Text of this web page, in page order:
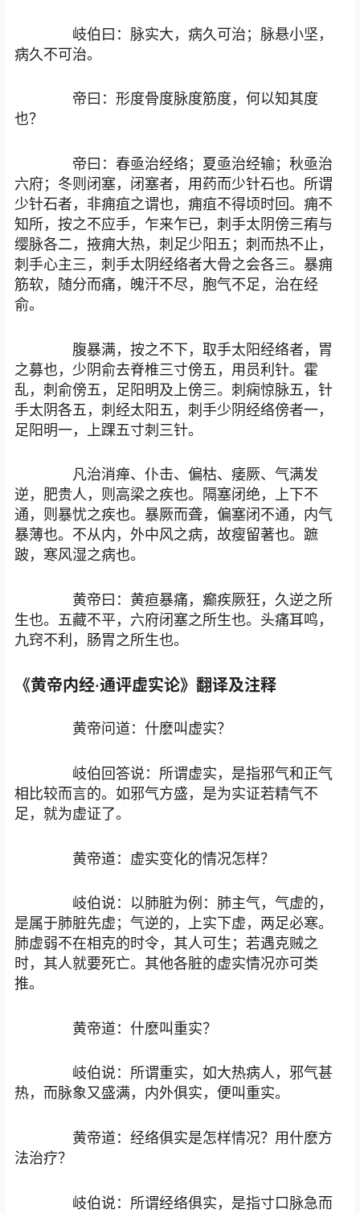
岐伯曰：脉实大，病久可治；脉悬小坚，
病久不可治。
帝曰：形度骨度脉度筋度，何以知其度
也？
帝曰：春亟治经络；夏亟治经输；秋亟治
六府；冬则闭塞，闭塞者，用药而少针石也。所谓
少针石者，非痈疽之谓也，痈疽不得顷时回。痈不
知所，按之不应手，乍来乍已，刺手太阴傍三痏与
缨脉各二，掖痈大热，刺足少阳五；刺而热不止，
刺手心主三，刺手太阴经络者大骨之会各三。暴痈
筋软，随分而痛，魄汗不尽，胞气不足，治在经
俞。
腹暴满，按之不下，取手太阳经络者，胃
之募也，少阴俞去脊椎三寸傍五，用员利针。霍
乱，刺俞傍五，足阳明及上傍三。刺痫惊脉五，针
手太阴各五，刺经太阳五，刺手少阴经络傍者一，
足阳明一，上踝五寸刺三针。
凡治消瘅、仆击、偏枯、痿厥、气满发
逆，肥贵人，则高梁之疾也。隔塞闭绝，上下不
通，则暴忧之疾也。暴厥而聋，偏塞闭不通，内气
暴薄也。不从内，外中风之病，故瘦留著也。蹠
跛，寒风湿之病也。
黄帝曰：黄疸暴痛，癫疾厥狂，久逆之所
生也。五藏不平，六府闭塞之所生也。头痛耳鸣，
九窍不利，肠胃之所生也。
《黄帝内经·通评虚实论》翻译及注释
黄帝问道：什麽叫虚实？
岐伯回答说：所谓虚实，是指邪气和正气
相比较而言的。如邪气方盛，是为实证若精气不
足，就为虚证了。
黄帝道：虚实变化的情况怎样？
岐伯说：以肺脏为例：肺主气，气虚的，
是属于肺脏先虚；气逆的，上实下虚，两足必寒。
肺虚弱不在相克的时令，其人可生；若遇克贼之
时，其人就要死亡。其他各脏的虚实情况亦可类
推。
黄帝道：什麽叫重实？
岐伯说：所谓重实，如大热病人，邪气甚
热，而脉象又盛满，内外俱实，便叫重实。
黄帝道：经络俱实是怎样情况？用什麽方
法治疗？
岐伯说：所谓经络俱实，是指寸口脉急而